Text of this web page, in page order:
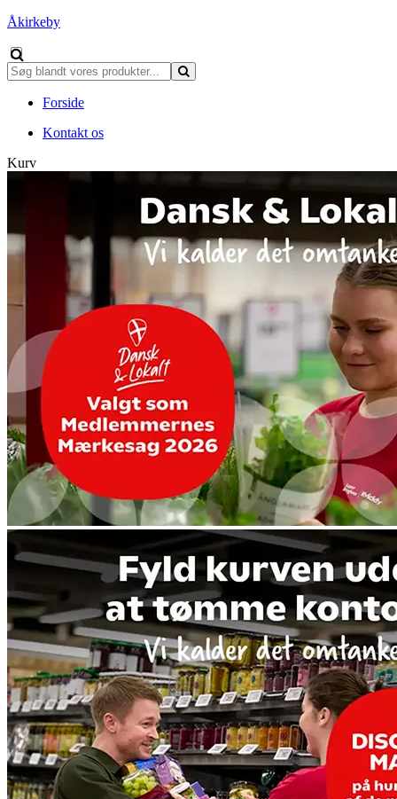
Åkirkeby
Forside
Kontakt os
Kurv